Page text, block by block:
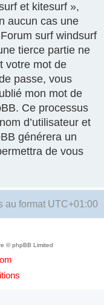
et kitesurf »,
aucun cas une
surf windsurf
tierce partie ne
votre mot de
passe, vous
mon mot de
Ce processus
d’utilisateur et
générera un
de vous
au format UTC+01:00
© phpBB Limited